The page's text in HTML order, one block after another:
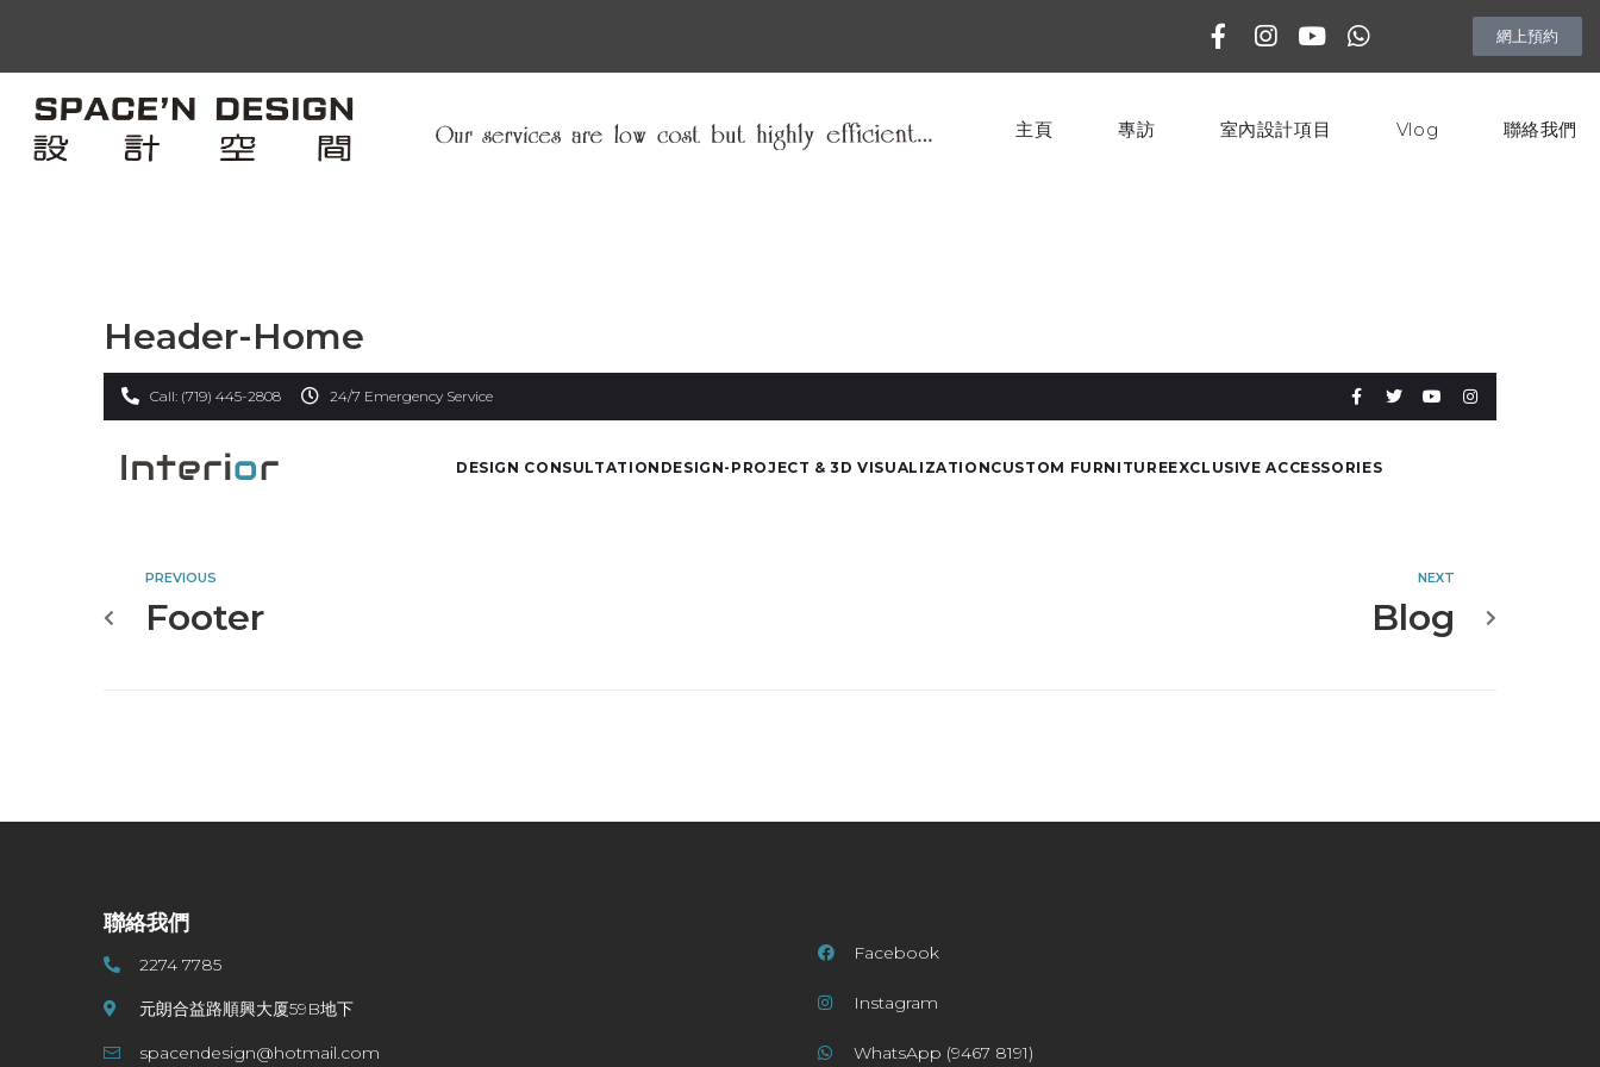
網上預約
主頁 專訪 室內設計項目 Vlog 聯絡我們
Header-Home
Call: (719) 445-2808 24/7 Emergency Service
DESIGN CONSULTATION DESIGN-PROJECT & 3D VISUALIZATIONCUSTOM FURNITUREEXCLUSIVE ACCESSORIES
PREVIOUS
Footer
NEXT
Blog
聯絡我們
2274 7785
元朗合益路順興大厦59B地下
spacendesign@hotmail.com
Facebook
Instagram
WhatsApp (9467 8191)